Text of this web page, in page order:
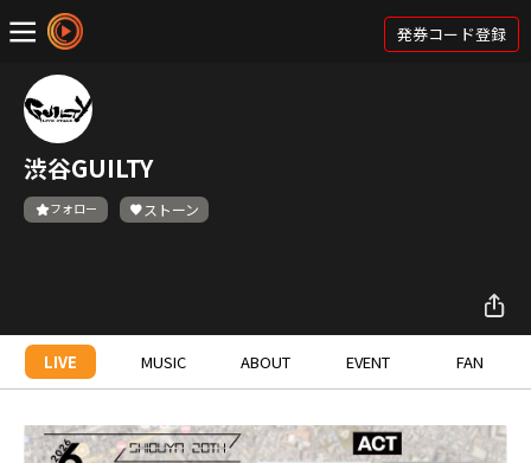
発券コード登録
渋谷GUILTY
フォロー ストーン
LIVE MUSIC ABOUT EVENT FAN